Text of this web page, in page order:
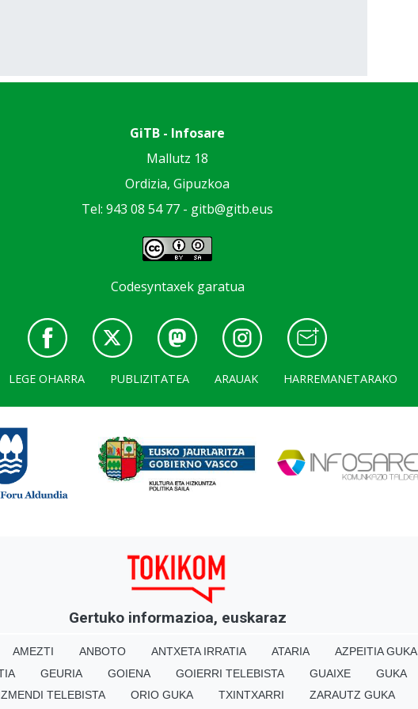
GiTB - Infosare
Mallutz 18
Ordizia, Gipuzkoa
Tel: 943 08 54 77 - gitb@gitb.eus
Codesyntaxek garatua
LEGE OHARRA PUBLIZITATEA ARAUAK HARREMANETARAKO
Gertuko informazioa, euskaraz
AMEZTI ANBOTO ANTXETA IRRATIA ATARIA AZPEITIA GUKA
GEURIA GOIENA GOIERRI TELEBISTA GUAIXE GUKA
TELEBISTA ORIO GUKA TXINTXARRI ZARAUTZ GUKA